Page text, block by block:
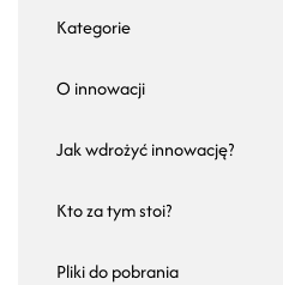
Kategorie
O innowacji
Jak wdrożyć innowację?
Kto za tym stoi?
Pliki do pobrania